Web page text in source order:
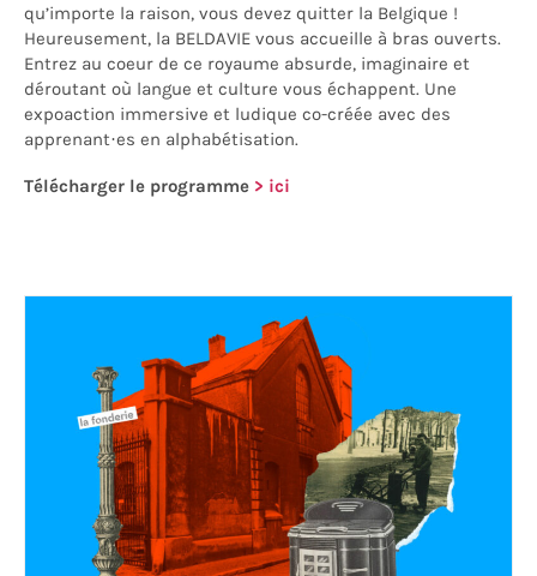
qu’importe la raison, vous devez quitter la Belgique !
Heureusement, la BELDAVIE vous accueille à bras ouverts.
Entrez au coeur de ce royaume absurde, imaginaire et
déroutant où langue et culture vous échappent. Une
expoaction immersive et ludique co-créée avec des
apprenant·es en alphabétisation.
Télécharger le programme > ici